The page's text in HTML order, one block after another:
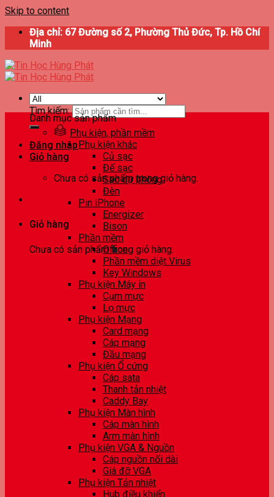
Skip to content
Địa chỉ: 67 Đường số 2, Phường Thủ Đức, Tp. Hồ Chí
Minh
Tìm kiếm:
Đăng nhập
Giỏ hàng
Chưa có sản phẩm trong giỏ hàng.
Giỏ hàng
Chưa có sản phẩm trong giỏ hàng.
Danh mục sản phẩm
Phụ kiện, phần mềm
Phụ kiện khác
Củ sạc
Đế sạc
Sạc dự phòng
Đèn
Pin iPhone
Energizer
Bison
Phần mềm
Office
Phần mềm diệt Virus
Key Windows
Phụ kiện Máy in
Cụm mực
Lọ mực
Phụ kiện Mạng
Card mạng
Cáp mạng
Đầu mạng
Phụ kiện Ổ cứng
Cáp sata
Thanh tản nhiệt
Caddy Bay
Phụ kiện Màn hình
Cáp màn hình
Arm màn hình
Phụ kiện VGA & Nguồn
Cáp nguồn nối dài
Giá đỡ VGA
Phụ kiện Tản nhiệt
Hub điều khiển